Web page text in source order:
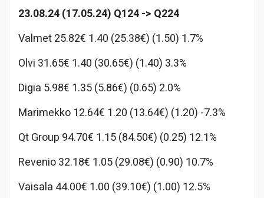
23.08.24(17.05.24) Q124 -> Q224
Valmet 25.82€ 1.40 (25.38€) (1.50) 1.7%
Olvi 31.65€ 1.40 (30.65€) (1.40) 3.3%
Digia 5.98€ 1.35 (5.86€) (0.65) 2.0%
Marimekko 12.64€ 1.20 (13.64€) (1.20) -7.3%
Qt Group 94.70€ 1.15 (84.50€) (0.25) 12.1%
Revenio 32.18€ 1.05 (29.08€) (0.90) 10.7%
Vaisala 44.00€ 1.00 (39.10€) (1.00) 12.5%